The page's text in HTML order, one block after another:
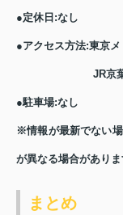
●定休日:なし
●アクセス方法:東京
JR京葉線「八
●駐車場:なし
※情報が最新でない
が異なる場合がありま
まとめ